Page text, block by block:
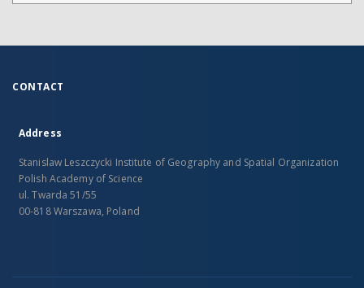
CONTACT
Address
Stanislaw Leszczycki Institute of Geography and Spatial Organization
Polish Academy of Science
ul. Twarda 51/55
00-818 Warszawa, Poland